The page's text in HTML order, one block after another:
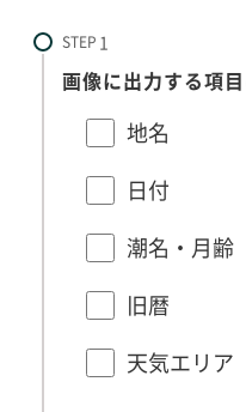
STEP
画像に出力する項
地名
日付
潮名・月齢
旧暦
天気エリア